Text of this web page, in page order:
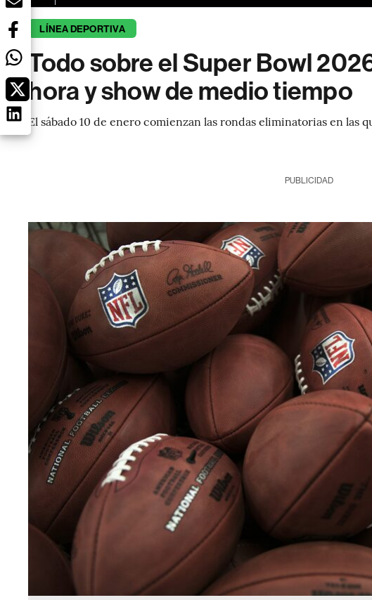
LÍNEA DEPORTIVA
Todo sobre el Super Bowl
hora y show de medio tiempo
El sábado 10 de enero comienzan las rondas eliminatorias en las
PUBLICIDAD